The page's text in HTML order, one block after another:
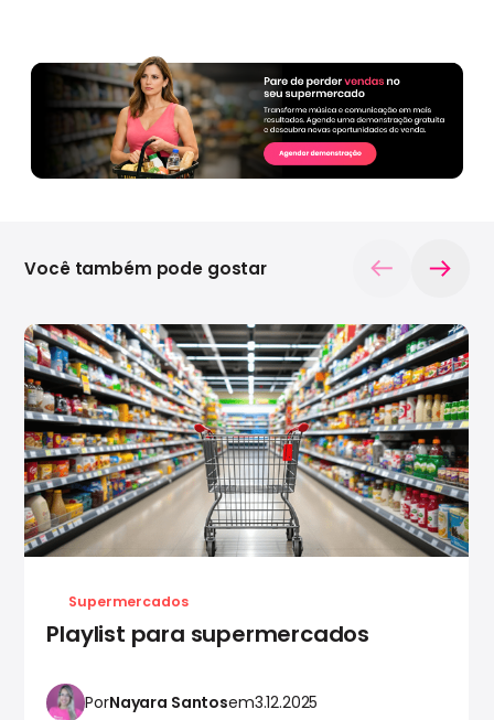
Supermercados
Playlist para supermercados
PorNayara Santosem3.12.2025
Você também pode gostar